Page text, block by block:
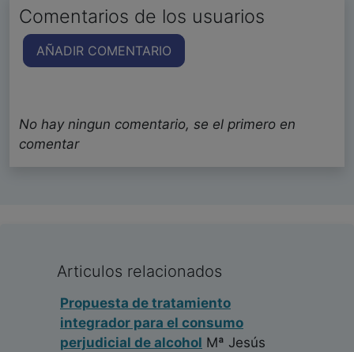
Comentarios de los usuarios
AÑADIR COMENTARIO
No hay ningun comentario, se el primero en
comentar
Articulos relacionados
Propuesta de tratamiento
integrador para el consumo
perjudicial de alcohol Mª Jesús